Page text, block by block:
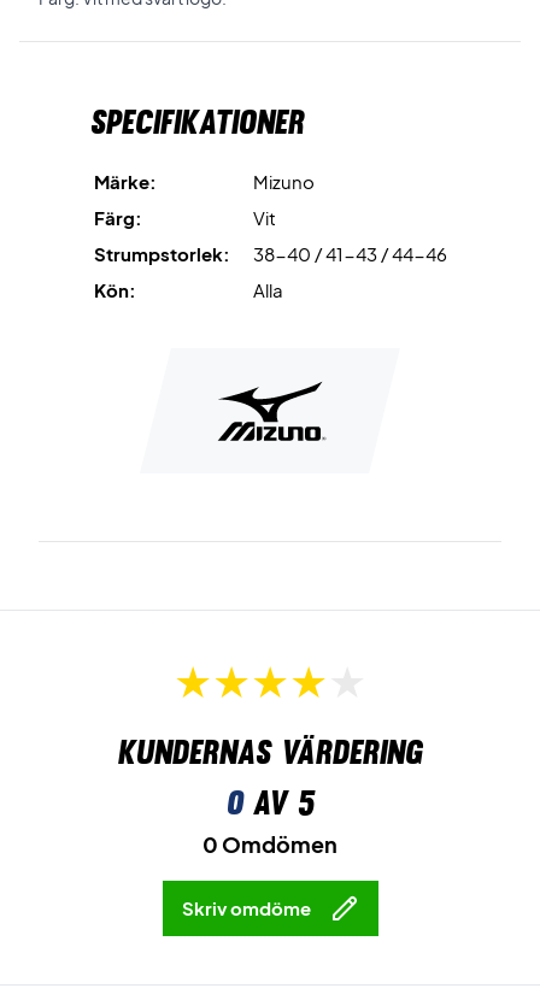
Specifikationer
Märke:
Mizuno
Färg:
Vit
Strumpstorlek:
38-40 / 41-43 / 44-46
Kön:
Alla
Kundernas värdering
0av 5
0 Omdömen
Skriv omdöme